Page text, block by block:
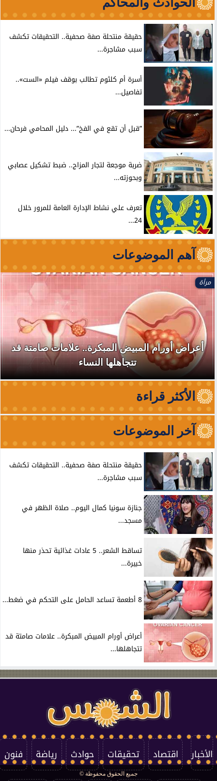
حقيقة منتحلة صفة صحفية.. التحقيقات تكشف
سبب مشاجرة...
أسرة أم كلثوم تطالب بوقف فيلم «الست»..
تفاصيل...
”قبل أن تقع في الفخ”... دليل المحامي فرحان...
ضربة موجعة لتجار المزاج.. ضبط تشكيل عصابي
وبحوزته...
تعرف علي نشاط الإدارة العامة للمرور خلال
24...
آهم الموضوعات
مرأة
أعراض أورام المبيض المبكرة.. علامات صامتة قد
تتجاهلها النساء
الأكثر قراءة
آخر الموضوعات
حقيقة منتحلة صفة صحفية.. التحقيقات تكشف
سبب مشاجرة...
جنازة سونيا كمال اليوم.. صلاة الظهر في
مسجد...
تساقط الشعر.. 5 عادات غذائية تحذر منها
خبيرة...
8 أطعمة تساعد الحامل على التحكم في ضغط...
أعراض أورام المبيض المبكرة.. علامات صامتة قد
تتجاهلها...
الأخبار اقتصاد تحقيقات حوادث رياضة فنون
جميع الحقوق محفوظة ©